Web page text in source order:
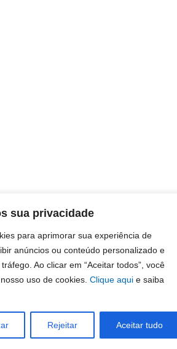
sua privacidade
para aprimorar sua experiência de
anúncios ou conteúdo personalizado e
Ao clicar em “Aceitar todos”, você
uso de cookies. Clique aqui e saiba
Rejeitar Aceitar tudo